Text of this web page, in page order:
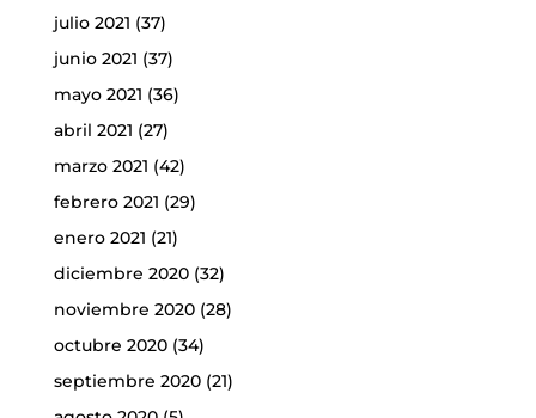
julio 2021 (37)
junio 2021 (37)
mayo 2021 (36)
abril 2021 (27)
marzo 2021 (42)
febrero 2021 (29)
enero 2021 (21)
diciembre 2020(32)
noviembre 2020(28)
octubre 2020(34)
septiembre 2020(21)